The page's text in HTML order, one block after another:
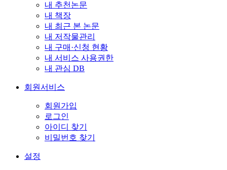
내 추천논문
내 책장
내 최근 본 논문
내 저작물관리
내 구매·신청 현황
내 서비스 사용권한
내 관심 DB
회원서비스
회원가입
로그인
아이디 찾기
비밀번호 찾기
설정